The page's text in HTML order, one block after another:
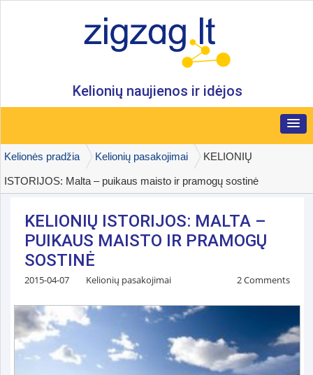
Kelionių naujienos ir idėjos
Kelionės pradžia Kelionių pasakojimai KELIONIŲ
ISTORIJOS: Malta – puikaus maisto ir pramogų sostinė
KELIONIŲ ISTORIJOS: MALTA –
PUIKAUS MAISTO IR PRAMOGŲ
SOSTINĖ
2015-04-07 Kelionių pasakojimai 2 Comments